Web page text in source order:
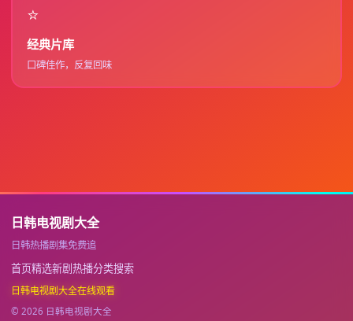
⭐
经典片库
口碑佳作，反复回味
日韩电视剧大全
日韩热播剧集免费追
首页精选新剧热播分类搜索
日韩电视剧大全在线观看
© 2026 日韩电视剧大全